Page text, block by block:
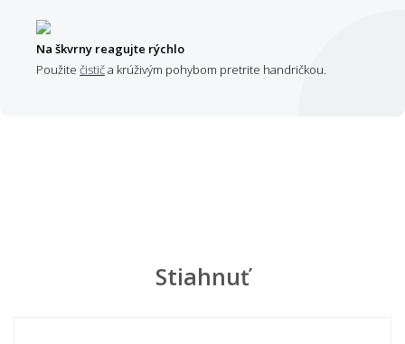
Na škvrny reagujte rýchlo
Použite čističa krúživým pohybom pretrite handričkou.
Stiahnuť